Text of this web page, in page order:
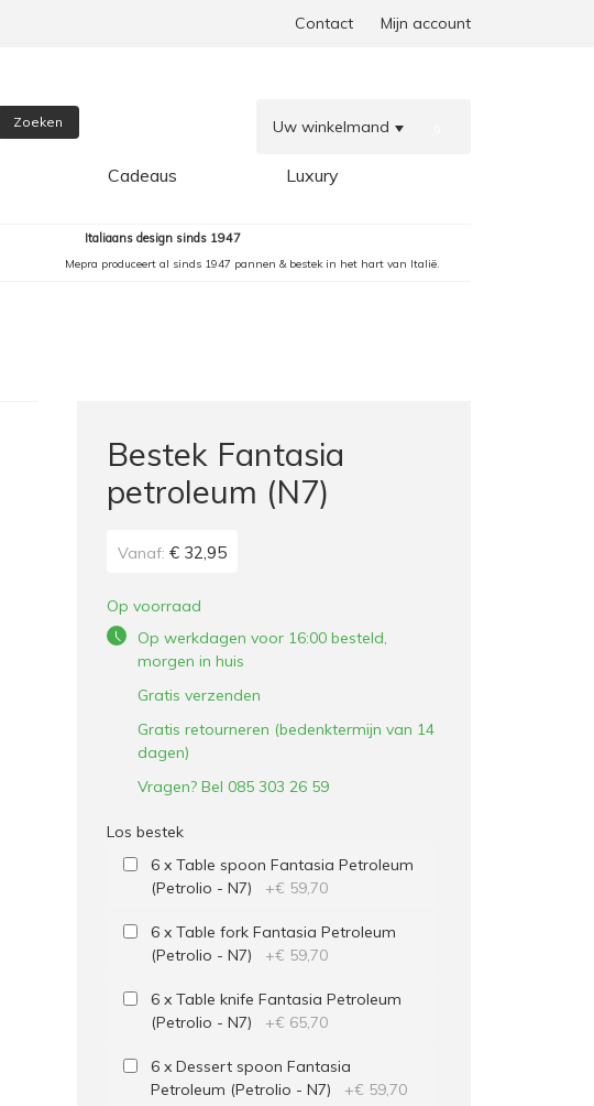
Contact Mijn account
Zoeken Uw winkelmand
Cadeaus Luxury
Italiaans design sinds 1947
Mepra produceert al sinds 1947 pannen & bestek in het hart van Italië.
Bestek Fantasia
petroleum (N7)
Vanaf: € 32,95
Op voorraad
Op werkdagen voor 16:00 besteld,
morgen in huis
Gratis verzenden
Gratis retourneren (bedenktermijn van 14
dagen)
Vragen? Bel 085 303 26 59
Los bestek
6 x Table spoon Fantasia Petroleum
(Petrolio - N7) +€ 59,70
6 x Table fork Fantasia Petroleum
(Petrolio - N7) +€ 59,70
6 x Table knife Fantasia Petroleum
(Petrolio - N7) +€ 65,70
6 x Dessert spoon Fantasia
Petroleum (Petrolio - N7) +€ 59,70